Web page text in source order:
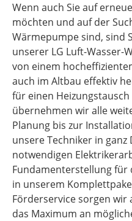
Wenn auch Sie auf
möchten und auf der
Wärmepumpe sind, sind
unserer LG Luft-Wasser-
von einem
auch im Altbau effektiv
für einen
übernehmen wir alle
Planung bis zur
unsere Techniker in ganz
notwendigen
Fundamenterstellung für
in unserem
Förderservice sorgen wir
das Maximum an